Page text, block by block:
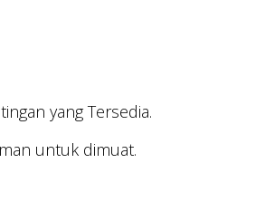
yang Tersedia.
untuk dimuat.